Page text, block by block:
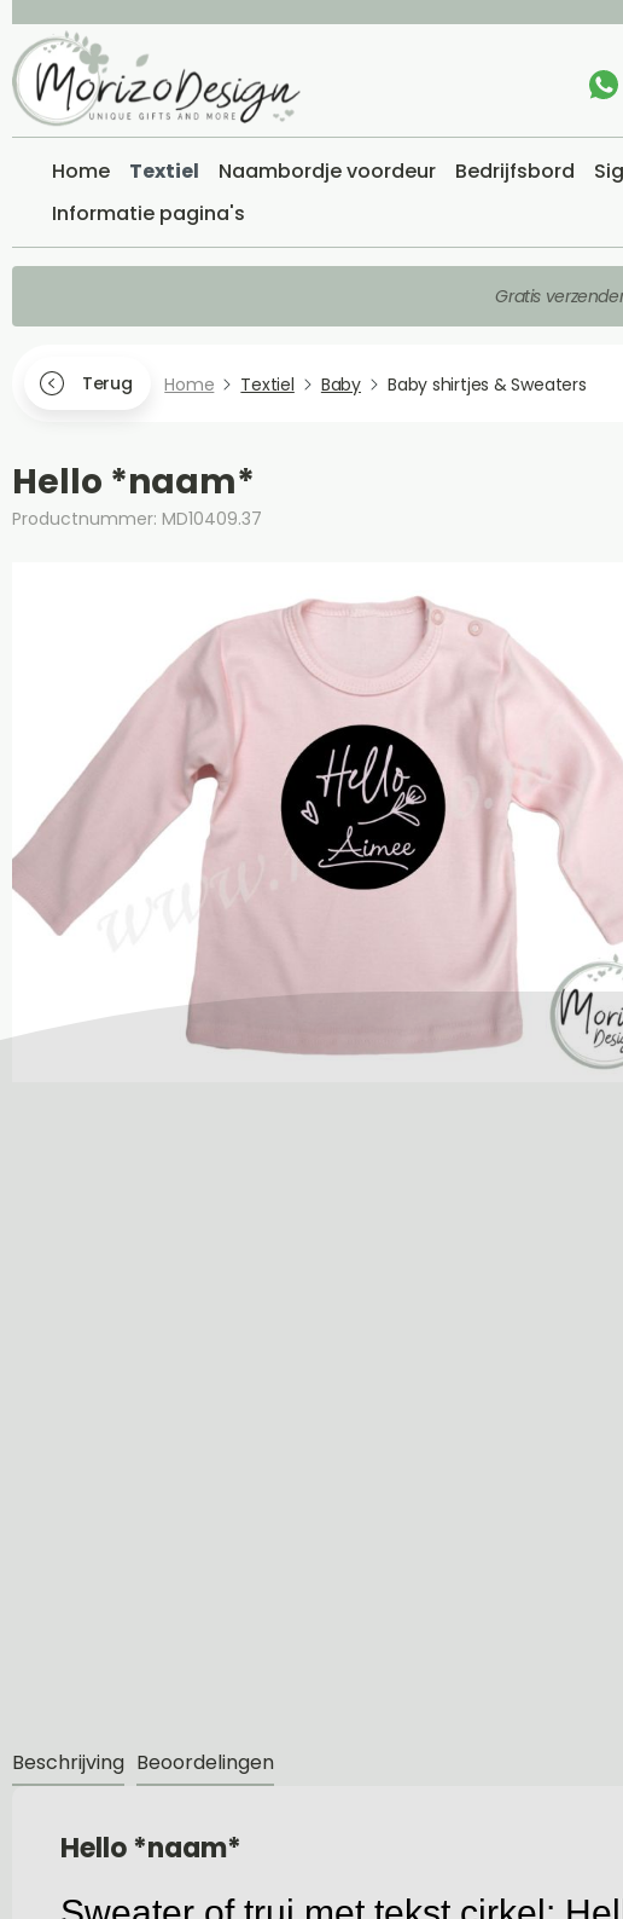
Home Textiel Naambordje voordeur Bedrijfsbord
Informatie pagina's
Gratis
Terug Home Textiel Baby Baby shirtjes & Sweaters
Hello *naam*
Productnummer: MD10409.37
Beschrijving Beoordelingen
Hello *naam*